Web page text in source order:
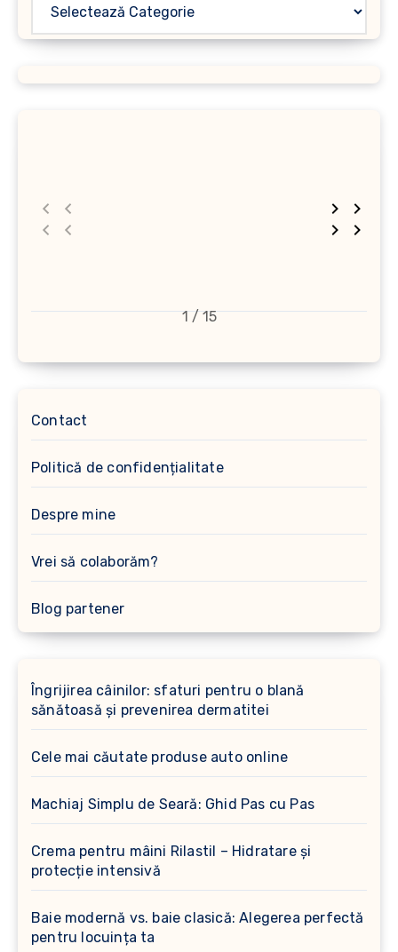
1 / 15
Contact
Politică de confidențialitate
Despre mine
Vrei să colaborăm?
Blog partener
Îngrijirea câinilor: sfaturi pentru o blană
sănătoasă și prevenirea dermatitei
Cele mai căutate produse auto online
Machiaj Simplu de Seară: Ghid Pas cu Pas
Crema pentru mâini Rilastil – Hidratare și
protecție intensivă
Baie modernă vs. baie clasică: Alegerea perfectă
pentru locuința ta